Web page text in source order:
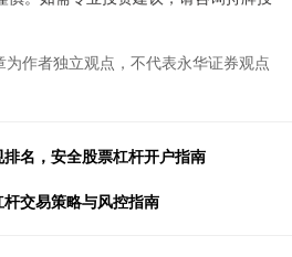
为作者独立观点，不代表永华证券观点
名，安全股票杠杆开户指南
交易策略与风控指南